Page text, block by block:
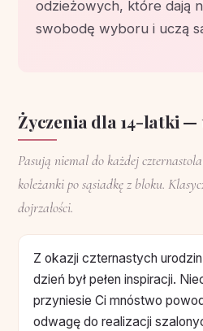
odzieżowych, które dają
swobodę wyboru i uczą
Życzenia dla 14-latki
Pasują niemal do każdej
koleżanki po sąsiadkę z bloku.
dojrzałości.
Z okazji czternastych
dzień był pełen inspiracji.
przyniesie Ci mnóstwo
odwagę do realizacji